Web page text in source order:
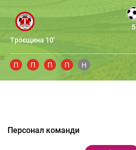
Троєщина 10'
П П П П Н
5
Персонал команди